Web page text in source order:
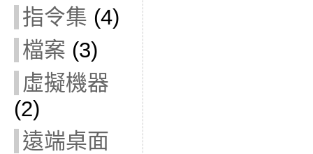
指令集 (4)
檔案 (3)
虛擬機器
(2)
遠端桌面